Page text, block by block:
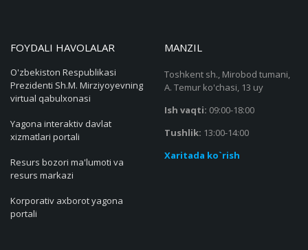
FOYDALI HAVOLALAR
O'zbekiston Respublikasi
Prezidenti Sh.M. Mirziyoyevning
virtual qabulxonasi
Yagona interaktiv davlat
xizmatlari portali
Resurs bozori ma'lumoti va
resurs markazi
Korporativ axborot yagona
portali
MANZIL
Toshkent sh., Mirobod tumani,
A. Temur ko'chasi, 13 uy
Ish vaqti: 09:00-18:00
Tushlik: 13:00-14:00
Xaritada ko`rish